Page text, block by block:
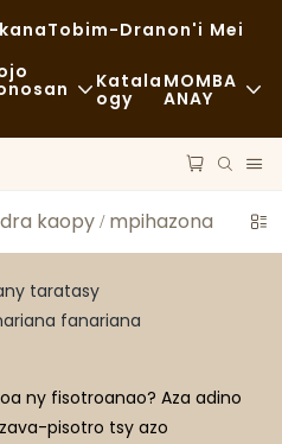
Tobim-Dranon'i Mei
Katala
Ogy
MOMBA
ANAY
Cases
kaopy / mpihazona
taratasy
fanariana
ny fisotroanao? Aza adino
pisotro tsy azo